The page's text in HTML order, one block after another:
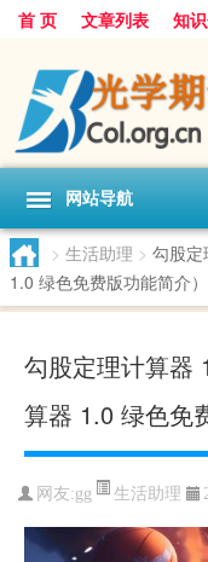
首 页 文章列表 知
网站导航
> 生活助理 > 勾股
1.0 绿色免费版功能简介）
勾股定理计算器
算器 1.0 绿色免
网友:gg 生活助理